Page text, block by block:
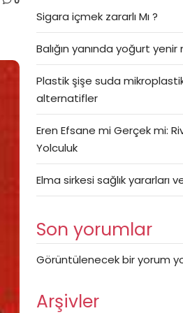
Sigara içmek zararlı Mı ?
Balığın yanında yoğurt
Plastik şişe suda
alternatifler
Eren Efsane mi Gerçek mi:
Yolculuk
Elma sirkesi sağlık yararları
Son yorumlar
Görüntülenecek bir yorum
Arşivler